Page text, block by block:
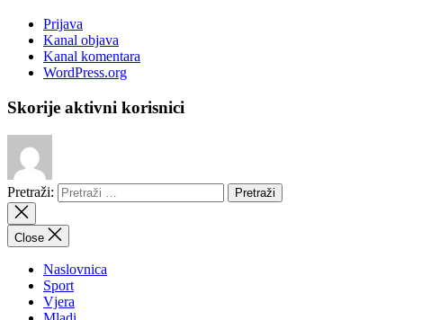
Prijava
Kanal objava
Kanal komentara
WordPress.org
Skorije aktivni korisnici
Pretraži:
Close
Naslovnica
Sport
Vjera